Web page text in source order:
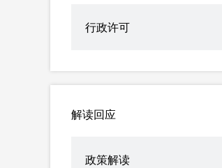
行政许可
解读回应
政策解读